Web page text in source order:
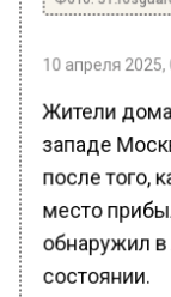
10 апреля 2025,
Жители
западе
после того,
место
обнаружил
состоянии.